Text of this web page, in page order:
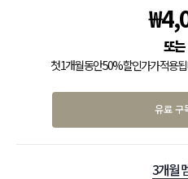
₩
첫 1개월 동안 50% 할인가가 적용
유료 구
3개월